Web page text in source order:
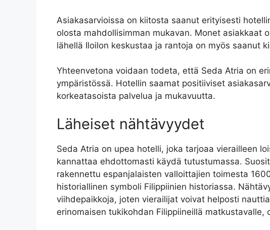
Asiakasarvioissa on kiitosta saanut erityisesti
olosta mahdollisimman mukavan. Monet asiakkaat
lähellä Iloilon keskustaa ja rantoja on myös saanut
Yhteenvetona voidaan todeta, että Seda Atria on
ympäristössä. Hotellin saamat positiiviset
korkeatasoista palvelua ja mukavuutta.
Läheiset nähtävyydet
Seda Atria on upea hotelli, joka tarjoaa vierailleen
kannattaa ehdottomasti käydä tutustumassa.
rakennettu espanjalaisten valloittajien toimesta
historiallinen symboli Filippiinien historiassa.
viihdepaikkoja, joten vierailijat voivat helposti
erinomaisen tukikohdan Filippiineillä